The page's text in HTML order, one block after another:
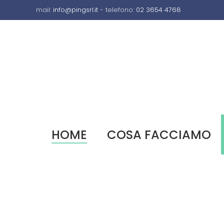
mail: info@pingsrl.it - telefono: 02 3654 4768
HOME COSA FACCIAMO